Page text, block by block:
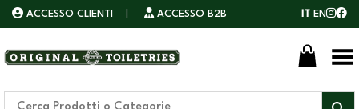
ACCESSO CLIENTI ACCESSO B2B IT EN
Toggle Menu